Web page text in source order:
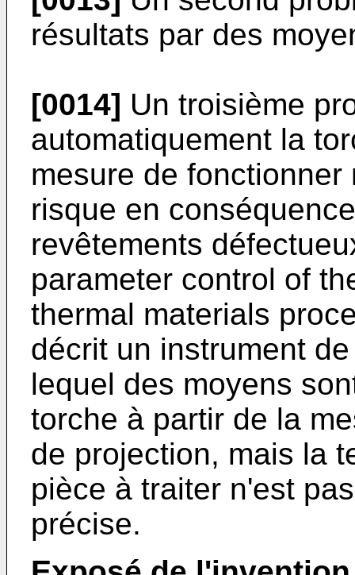
résultats par des
[0014] Un troisième
automatiquement la
mesure de
risque en
revêtements
parameter control of
thermal materials
décrit un instrument
lequel des moyens
torche à partir de la
de projection, mais la
pièce à traiter n'est
précise.